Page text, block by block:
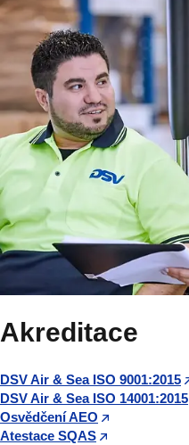
Akreditace
DSV Air & Sea ISO 9001:2015
DSV Air & Sea ISO 14001:2015
Osvědčení AEO
Atestace SQAS